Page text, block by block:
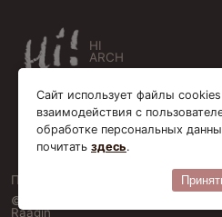
HI
ARCH
Пользовательское соглашение
© Bersoantik 2013-2026. Все
Raagin
Сайт использует файлы
взаимодействия с
обработке персональных
почитать здесь.